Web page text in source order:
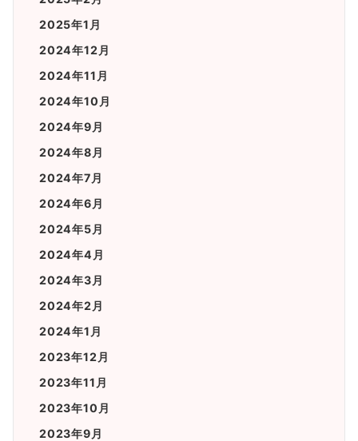
2025年1月
2024年12月
2024年11月
2024年10月
2024年9月
2024年8月
2024年7月
2024年6月
2024年5月
2024年4月
2024年3月
2024年2月
2024年1月
2023年12月
2023年11月
2023年10月
2023年9月